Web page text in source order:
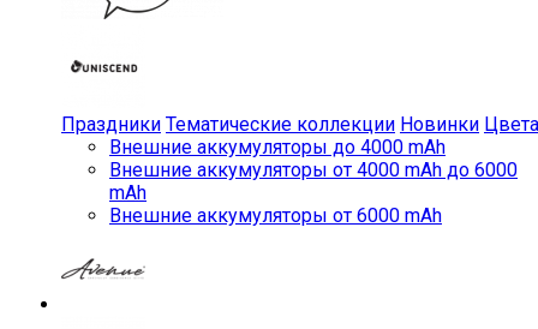
Праздники Тематические коллекции Новинки Цвета
Внешние аккумуляторы до 4000 mAh
Внешние аккумуляторы от 4000 mAh до 6000
mAh
Внешние аккумуляторы от 6000 mAh